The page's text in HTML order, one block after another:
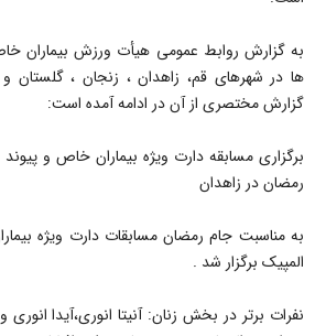
به گزارش‌ روابط عمومی هیأت ورزش بیماران
ها در شهرهای قم، زاهدان ، زنجان ، گلستان
گزارش مختصری از آن در ادامه آمده است:
برگزاری مسابقه دارت ویژه بیماران خاص و
رمضان در زاهدان
به مناسبت جام رمضان مسابقات دارت ویژه
المپیک برگزار شد .
نفرات برتر در بخش زنان: آنیتا انوری،آیدا